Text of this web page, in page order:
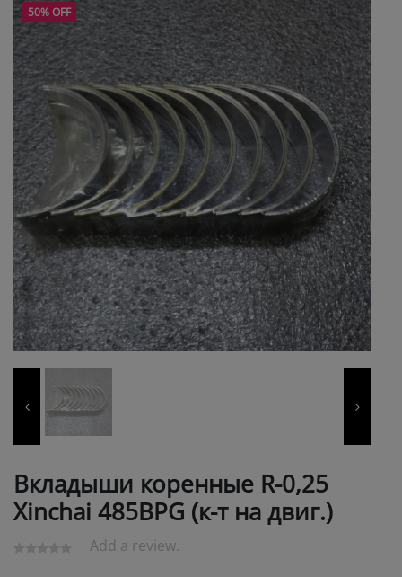
50% OFF
Вкладыши коренные R-0,25
Xinchai 485BPG (к-т на двиг.)
Add a review.